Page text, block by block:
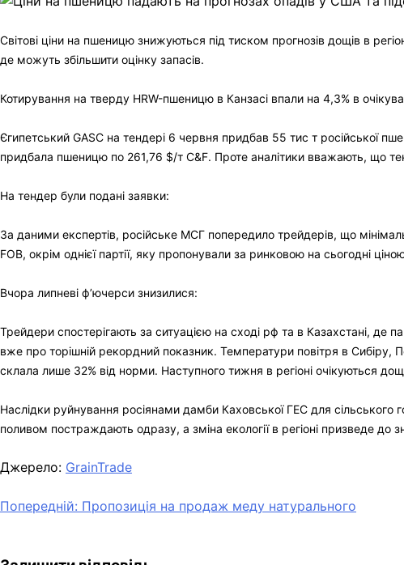
Світові ціни на пшеницю знижуються під тиском прогнозів дощів в
де можуть збільшити оцінку запасів.
Котирування на тверду HRW-пшеницю в Канзасі впали на 4,3% в
Єгипетський GASC на тендері 6 червня придбав 55 тис т російської
придбала пшеницю по 261,76 $/т C&F. Проте аналітики вважають, що
На тендер були подані заявки:
За даними експертів, російське МСГ попередило трейдерів, що
FOB, окрім однієї партії, яку пропонували за ринковою на сьогодні
Вчора липневі ф’ючерси знизилися:
Трейдери спостерігають за ситуацією на сході рф та в Казахстані,
вже про торішній рекордний показник. Температури повітря в Сибіру,
склала лише 32% від норми. Наступного тижня в регіоні очікуються
Наслідки руйнування росіянами дамби Каховської ГЕС для сільського
поливом постраждають одразу, а зміна екології в регіоні призведе до
Джерело: GrainTrade
Навігація
Попередній: Пропозиція на продаж меду натурального